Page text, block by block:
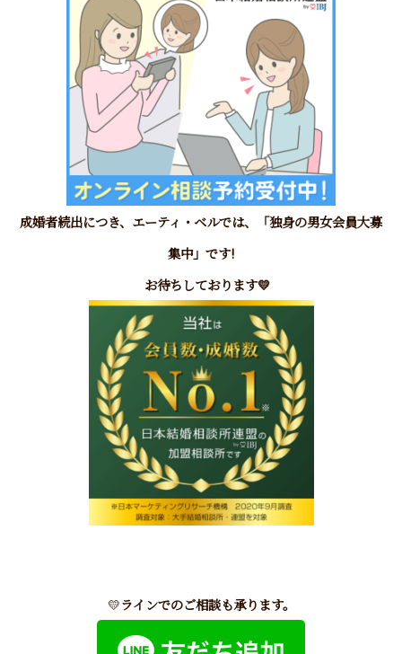
成婚者続出につき、エーティ・ベルでは、
「独身の男女会員大募
集中」です!
お待ちしております💛
💛ラインでのご相談も承ります。